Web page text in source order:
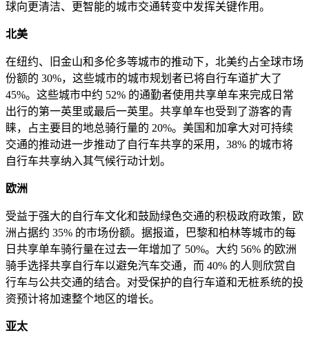
球向更清洁、更智能的城市交通转变中发挥关键作用。
北美
在纽约、旧金山和多伦多等城市的推动下，北美约占全球市场
份额的 30%，这些城市的城市规划者已将自行车道扩大了
45%。这些城市中约 52% 的通勤者使用共享单车来完成日常
出行的第一英里或最后一英里。共享单车也受到了游客的青
睐，占主要目的地总骑行量的 20%。美国和加拿大对可持续
交通的推动进一步推动了自行车共享的采用，38% 的城市将
自行车共享纳入其气候行动计划。
欧洲
受益于强大的自行车文化和鼓励绿色交通的积极政府政策，欧
洲占据约 35% 的市场份额。据报道，巴黎和柏林等城市的每
日共享单车骑行量在过去一年增加了 50%。大约 56% 的欧洲
骑手选择共享自行车以避免汽车交通，而 40% 的人则欣赏自
行车与公共交通的结合。对受保护的自行车道和无桩系统的投
资预计将加速整个地区的增长。
亚太